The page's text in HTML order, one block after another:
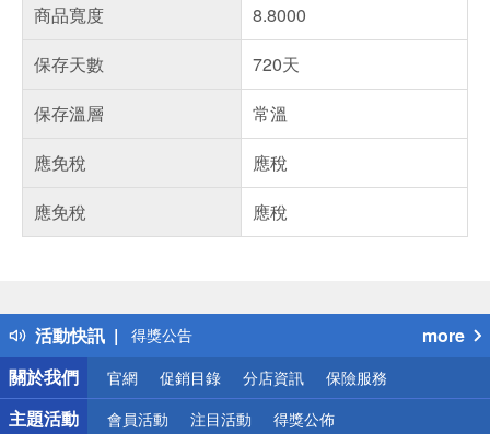
商品寬度
8.8000
保存天數
720天
保存溫層
常溫
應免稅
應稅
應免稅
應稅
活動快訊
得獎公告
熱門話題
銀行優惠
偏遠地區配送
詐騙網頁！請小心！
more
關於我們
官網 促銷目錄 分店資訊 保險服務
主題活動 會員活動 注目活動 得獎公佈